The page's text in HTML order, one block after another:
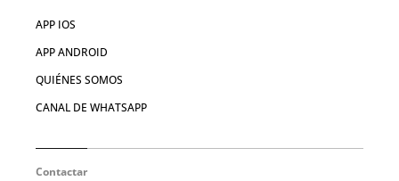
APP IOS
APP ANDROID
QUIÉNES SOMOS
CANAL DE WHATSAPP
Contactar